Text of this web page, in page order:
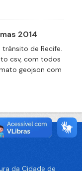
2014
de Recife.
csv, com todos
geojson com
da Cidade de